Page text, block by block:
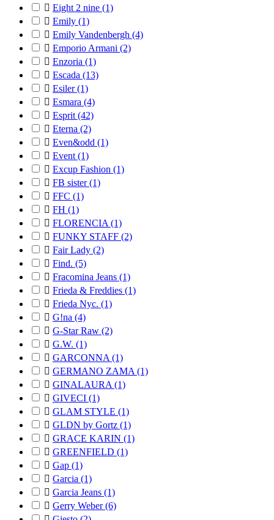
 Eight 2 nine (1)
 Emily (1)
 Emily Vandenbergh (4)
 Emporio Armani (2)
 Enzoria (1)
 Escada (13)
 Esiler(1)
 Esmara (4)
 Esprit (42)
 Eterna (2)
 Even&odd (1)
 Event (1)
 Excup Fashion (1)
 FB sister(1)
 FFC (1)
 FH (1)
 FLORENCIA (1)
 FUNKY STAFF (2)
 Fair Lady (2)
 Find. (5)
 Fracomina Jeans (1)
 Frieda & Freddies (1)
 Frieda Nyc. (1)
 G!na (4)
 G-Star Raw (2)
 G.W. (1)
 GARCONNA (1)
 GERMANO ZAMA (1)
 GINALAURA (1)
 GIVECI (1)
 GLAM STYLE (1)
 GLDN by Gortz (1)
 GRACE KARIN (1)
 GREENFIELD (1)
 Gap (1)
 Garcia (1)
 Garcia Jeans (1)
 Gerry Weber(6)